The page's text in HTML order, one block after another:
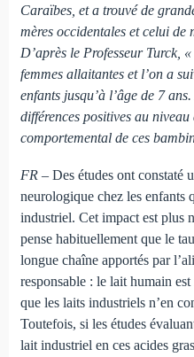
Caraïbes, et a trouvé de
mères occidentales et celui de
D’après le Professeur Turck,
femmes allaitantes et l’on a
enfants jusqu’à l’âge de 7
différences positives au
comportemental de ces
FR – Des études ont constaté
neurologique chez les enfants
industriel. Cet impact est plus
pense habituellement que le
longue chaîne apportés par
responsable : le lait humain
que les laits industriels n’en
Toutefois, si les études
lait industriel en ces acides